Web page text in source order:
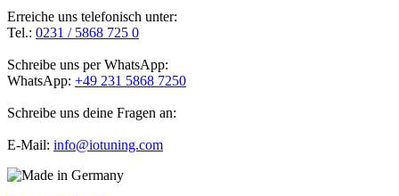
Erreiche uns telefonisch unter:
Tel.: 0231 / 5868 725 0
Schreibe uns per WhatsApp:
WhatsApp: +49 231 5868 7250
Schreibe uns deine Fragen an:
E-Mail: info@iotuning.com